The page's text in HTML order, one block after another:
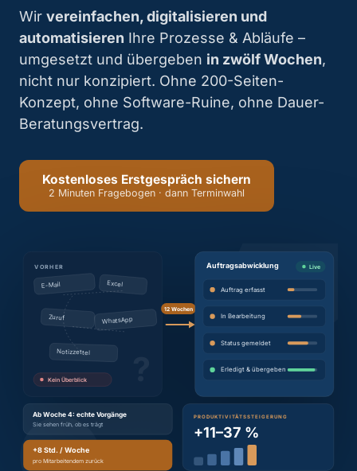
Wir vereinfachen, digitalisieren und
automatisieren Ihre Prozesse & Abläufe –
umgesetzt und übergeben in zwölf Wochen,
nicht nur konzipiert. Ohne 200-Seiten-
Konzept, ohne Software-Ruine, ohne Dauer-
Beratungsvertrag.
Kostenloses Erstgespräch sichern
2 Minuten Fragebogen · dann Terminwahl
VORHER
E-Mail Excel
Zuruf WhatsApp
Notizzettel
Kein Überblick
12 Wochen
Auftragsabwicklung Live
Auftrag erfasst
In Bearbeitung
Status gemeldet
Erledigt & übergeben
Ab Woche 4: echte Vorgänge
Sie sehen früh, ob es trägt
+8 Std. / Woche
pro Mitarbeitendem zurück
PRODUKTIVITÄTSSTEIGERUNG
+11–37 %